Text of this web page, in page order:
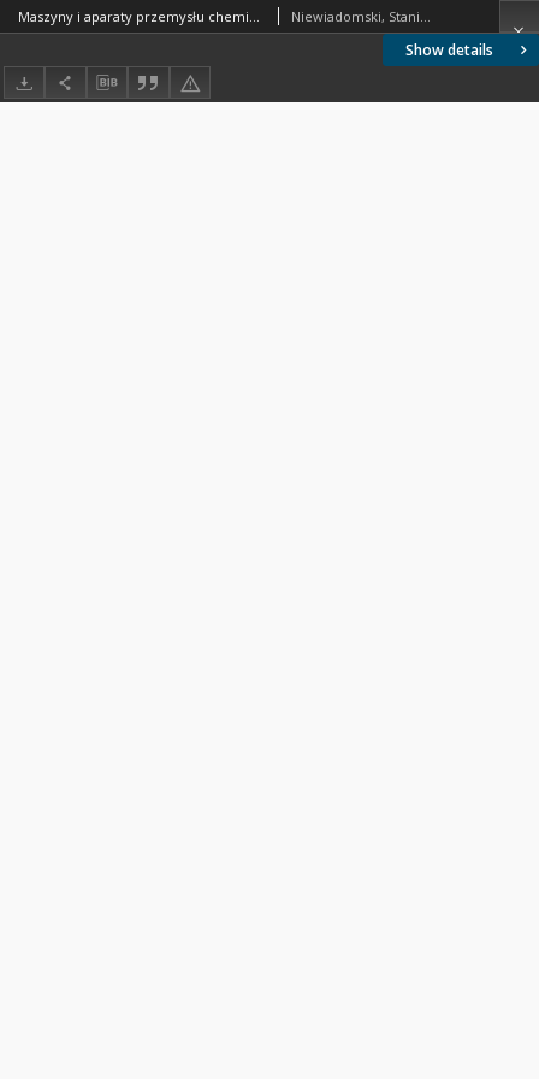
Show details
Maszyny i aparaty przemysłu chemicznego. Cz. 1 Niewiadomski, Stanisław (1895-1966).